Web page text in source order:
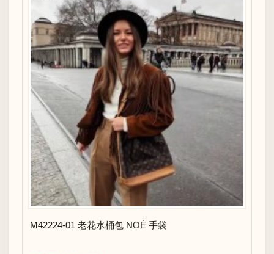
M42224-01 老花水桶包 NOÉ 手袋